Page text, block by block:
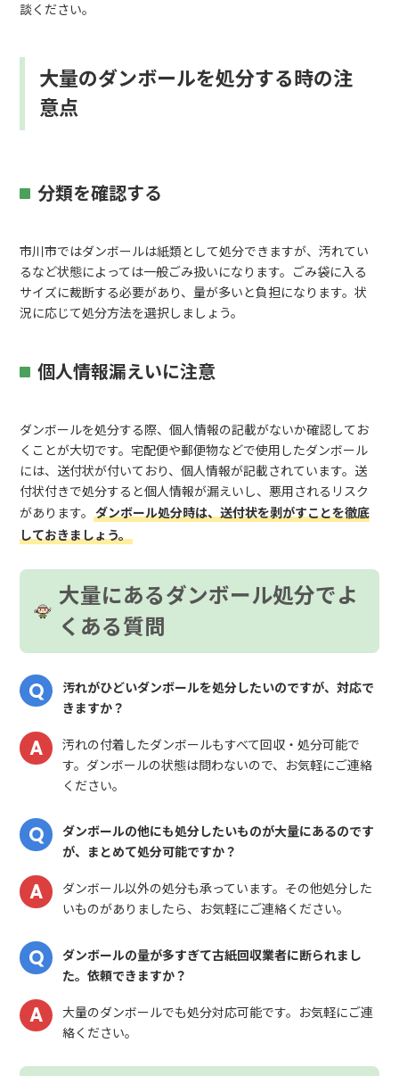
談ください。
大量のダンボールを処分する時の注
意点
分類を確認する
市川市ではダンボールは紙類として処分できますが、汚れてい
るなど状態によっては一般ごみ扱いになります。ごみ袋に入る
サイズに裁断する必要があり、量が多いと負担になります。状
況に応じて処分方法を選択しましょう。
個人情報漏えいに注意
ダンボールを処分する際、個人情報の記載がないか確認してお
くことが大切です。宅配便や郵便物などで使用したダンボール
には、送付状が付いており、個人情報が記載されています。送
付状付きで処分すると個人情報が漏えいし、悪用されるリスク
があります。ダンボール処分時は、送付状を剥がすことを徹底
しておきましょう。
大量にあるダンボール処分でよ
くある質問
汚れがひどいダンボールを処分したいのですが、対応で
きますか？
汚れの付着したダンボールもすべて回収・処分可能で
す。ダンボールの状態は問わないので、お気軽にご連絡
ください。
ダンボールの他にも処分したいものが大量にあるのです
が、まとめて処分可能ですか？
ダンボール以外の処分も承っています。その他処分した
いものがありましたら、お気軽にご連絡ください。
ダンボールの量が多すぎて古紙回収業者に断られまし
た。依頼できますか？
大量のダンボールでも処分対応可能です。お気軽にご連
絡ください。